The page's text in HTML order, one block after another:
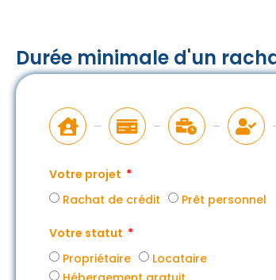
Durée minimale d'un
Votre projet
Rachat de crédit
Prêt personnel
Votre statut
Propriétaire
Locataire